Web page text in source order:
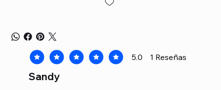
5.0 1 Reseñas
la calificación promedio es 5 de 5, basada en 1
Sandy